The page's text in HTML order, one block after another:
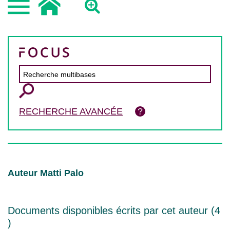
RECHERCHE AVANCÉE
Auteur Matti Palo
Documents disponibles écrits par cet auteur (4
)